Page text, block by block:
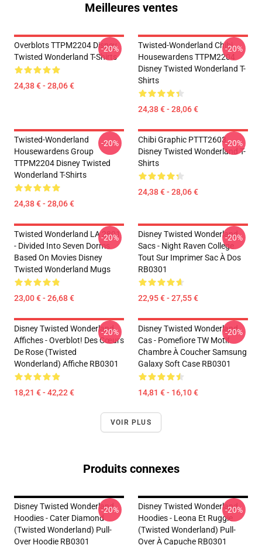
Meilleures ventes
Overblots TTPM2204 Disney
Twisted Wonderland T-Shirts
24,38 € - 28,06 €
-20%
Twisted-Wonderland Chibi
Housewardens TTPM2204
Disney Twisted Wonderland T-
Shirts
24,38 € - 28,06 €
-20%
Twisted-Wonderland
Housewardens Group
TTPM2204 Disney Twisted
Wonderland T-Shirts
24,38 € - 28,06 €
-20%
Chibi Graphic PTTT2603
Disney Twisted Wonderland T-
Shirts
24,38 € - 28,06 €
-20%
Twisted Wonderland LA 2801
- Divided Into Seven Dorms
Based On Movies Disney
Twisted Wonderland Mugs
23,00 € - 26,68 €
-20%
Disney Twisted Wonderland
Sacs - Night Raven College
Tout Sur Imprimer Sac À Dos
RB0301
22,95 € - 27,55 €
-20%
Disney Twisted Wonderland
Affiches - Overblot! Des Cœurs
De Rose (Twisted
Wonderland) Affiche RB0301
18,21 € - 42,22 €
-20%
Disney Twisted Wonderland
Cas - Pomefiore TW Motif
Chambre À Coucher Samsung
Galaxy Soft Case RB0301
14,81 € - 16,10 €
-20%
VOIR PLUS
Produits connexes
Disney Twisted Wonderland
Hoodies - Cater Diamond
(Twisted Wonderland) Pull-
Over Hoodie RB0301
-20%
Disney Twisted Wonderland
Hoodies - Leona Et Ruggie
(Twisted Wonderland) Pull-
Over À Capuche RB0301
-20%